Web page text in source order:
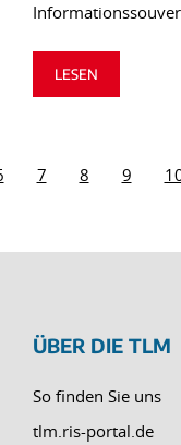
LESEN
7 8 9
ÜBER DIE TLM
So finden Sie uns
tlm.ris-portal.de